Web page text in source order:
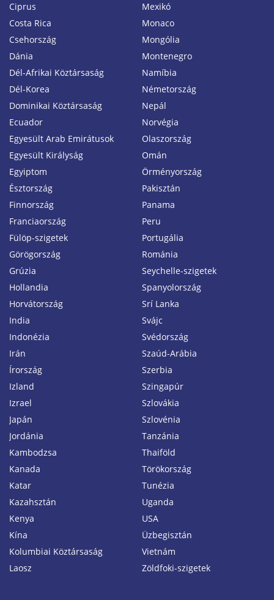
Ciprus
Costa Rica
Csehország
Dánia
Dél-Afrikai Köztársaság
Dél-Korea
Dominikai Köztársaság
Ecuador
Egyesült Arab Emirátusok
Egyesült Királyság
Egyiptom
Észtország
Finnország
Franciaország
Fülöp-szigetek
Görögország
Grúzia
Hollandia
Horvátország
India
Indonézia
Irán
Írország
Izland
Izrael
Japán
Jordánia
Kambodzsa
Kanada
Katar
Kazahsztán
Kenya
Kína
Kolumbiai Köztársaság
Laosz
Mexikó
Monaco
Mongólia
Montenegro
Namíbia
Németország
Nepál
Norvégia
Olaszország
Omán
Örményország
Pakisztán
Panama
Peru
Portugália
Románia
Seychelle-szigetek
Spanyolország
Srí Lanka
Svájc
Svédország
Szaúd-Arábia
Szerbia
Szingapúr
Szlovákia
Szlovénia
Tanzánia
Thaiföld
Törökország
Tunézia
Uganda
USA
Üzbegisztán
Vietnám
Zöldfoki-szigetek